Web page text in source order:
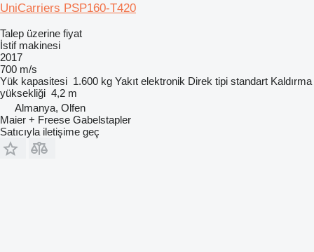
UniCarriers PSP160-T420
Talep üzerine fiyat
İstif makinesi
2017
700 m/s
Yük kapasitesi 1.600 kg Yakıt elektronik Direk tipi standart Kaldırma
yüksekliği 4,2 m
Almanya, Olfen
Maier + Freese Gabelstapler
Satıcıyla iletişime geç